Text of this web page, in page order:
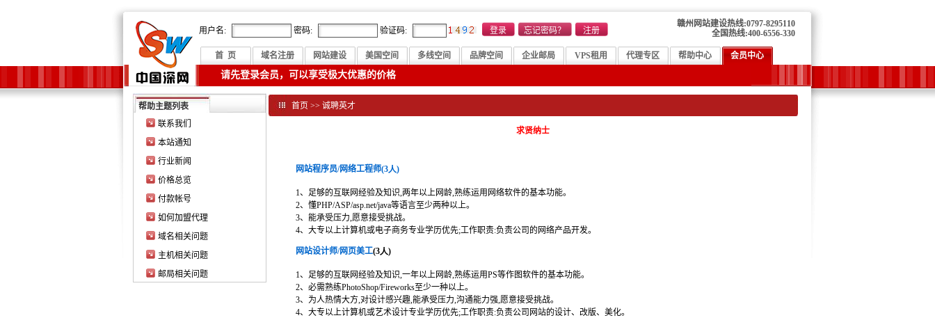
用户名: 密码: 验证码:
赣州网站建设热线:0797-8295110
全国热线:400-6556-330
首 页 域名注册 网站建设 美国空间 多线空间 品牌空间 企业邮局 VPS租用 代理专区 帮助中心 会员中心
请先登录会员，可以享受极大优惠的价格
帮助主题列表
联系我们
本站通知
行业新闻
价格总览
付款帐号
如何加盟代理
域名相关问题
主机相关问题
邮局相关问题
首页 >> 诚聘英才
求贤纳士
网站程序员/网络工程师(3人)
1、足够的互联网经验及知识,两年以上网龄,熟练运用网络软件的基本功能。
2、懂PHP/ASP/asp.net/java等语言至少两种以上。
3、能承受压力,愿意接受挑战。
4、大专以上计算机或电子商务专业学历优先;工作职责:负责公司的网络产品开发。
网站设计师/网页美工(3人)
1、足够的互联网经验及知识,一年以上网龄,熟练运用PS等作图软件的基本功能。
2、必需熟练PhotoShop/Fireworks至少一种以上。
3、为人热情大方,对设计感兴趣,能承受压力,沟通能力强,愿意接受挑战。
4、大专以上计算机或艺术设计专业学历优先;工作职责:负责公司网站的设计、改版、美化。